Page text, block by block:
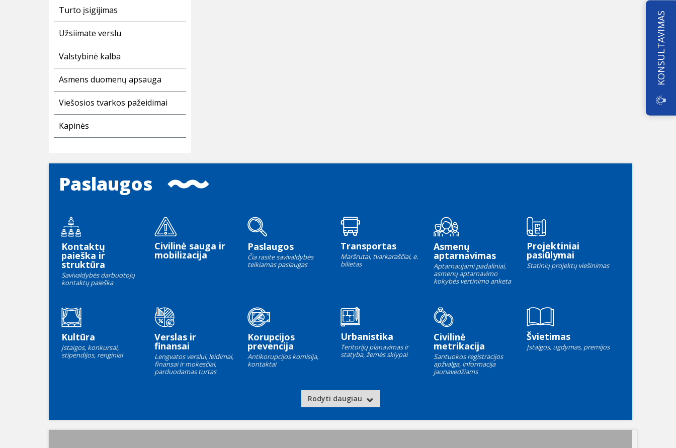
Turto įsigijimas
Užsiimate verslu
Valstybinė kalba
Asmens duomenų apsauga
Viešosios tvarkos pažeidimai
Kapinės
Paslaugos
Kontaktų
paieška ir
struktūra
Savivaldybės darbuotojų
kontaktų paieška
Civilinė sauga ir
mobilizacija
Paslaugos
Čia rasite savivaldybės
teikiamas paslaugas
Transportas
Maršrutai, tvarkaraščiai, e.
bilietas
Asmenų
aptarnavimas
Aptarnaujami padaliniai,
asmenų aptarnavimo
kokybės vertinimo anketa
Projektiniai
pasiūlymai
Statinių projektų viešinimas
Kultūra
Įstaigos, konkursai,
stipendijos, renginiai
Verslas ir
finansai
Lengvatos verslui, leidimai,
finansai ir mokesčiai,
parduodamas turtas
Korupcijos
prevencija
Antikorupcijos komisija,
kontaktai
Urbanistika
Teritorijų planavimas ir
statyba, žemės sklypai
Civilinė
metrikacija
Santuokos registracijos
apžvalga, informacija
jaunavedžiams
Švietimas
Įstaigos, ugdymas, premijos
Rodyti daugiau
KONSULTAVIMAS